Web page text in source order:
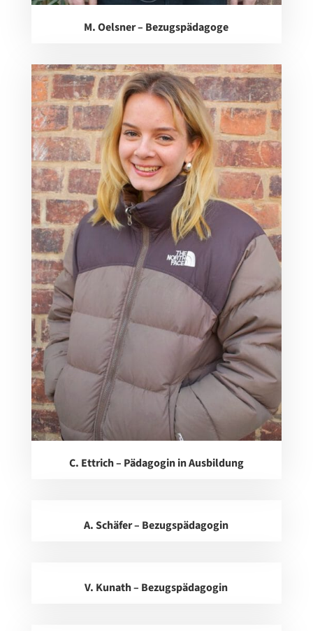
M. Oelsner – Bezugspädagoge
C. Ettrich – Pädagogin in Ausbildung
A. Schäfer – Bezugspädagogin
V. Kunath – Bezugspädagogin